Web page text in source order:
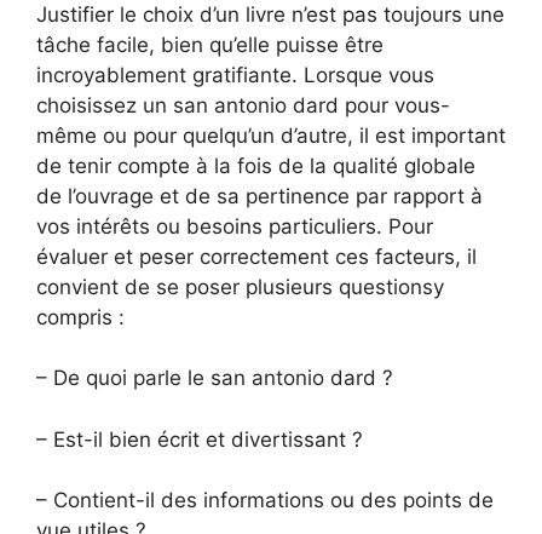
Justifier le choix d’un livre n’est pas toujours une
tâche facile, bien qu’elle puisse être
incroyablement gratifiante. Lorsque vous
choisissez un san antonio dard pour vous-
même ou pour quelqu’un d’autre, il est important
de tenir compte à la fois de la qualité globale
de l’ouvrage et de sa pertinence par rapport à
vos intérêts ou besoins particuliers. Pour
évaluer et peser correctement ces facteurs, il
convient de se poser plusieurs questionsy
compris :
– De quoi parle le san antonio dard ?
– Est-il bien écrit et divertissant ?
– Contient-il des informations ou des points de